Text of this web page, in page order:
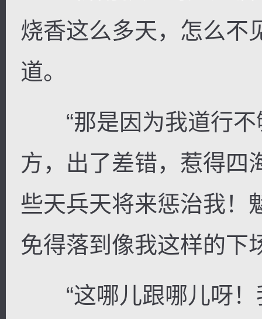
烧香这么多天，怎么不
道。
“那是因为我道行不
方，出了差错，惹得四
些天兵天将来惩治我！
免得落到像我这样的下
“这哪儿跟哪儿呀！